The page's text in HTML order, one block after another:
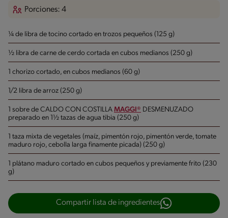
Porciones: 4
¼ de libra de tocino cortado en trozos pequeños (125 g)
½ libra de carne de cerdo cortada en cubos medianos (250 g)
1 chorizo cortado, en cubos medianos (60 g)
1/2 libra de arroz (250 g)
1 sobre de CALDO CON COSTILLA MAGGI® DESMENUZADO
preparado en 1½ tazas de agua tibia (250 g)
1 taza mixta de vegetales (maíz, pimentón rojo, pimentón verde, tomate
maduro rojo, cebolla larga finamente picada) (250 g)
1 plátano maduro cortado en cubos pequeños y previamente frito (230
g)
Compartir lista de ingredientes